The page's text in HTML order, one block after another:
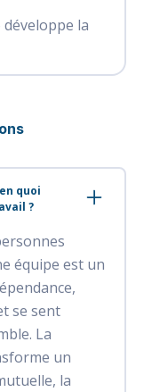
la
quoi
?
équipe est un
se sent
La
un
la